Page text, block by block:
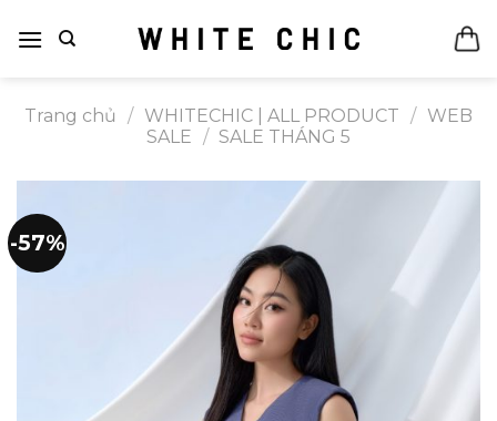
qua
Trang chủ
/ WHITECHIC | ALL PRODUCT / WEB
SALE / SALE THÁNG 5
-57%